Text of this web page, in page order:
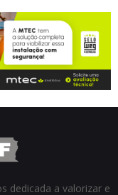
dedicada a valorizar e